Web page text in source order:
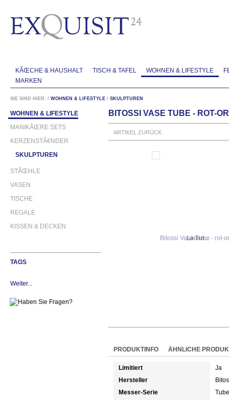
KÃŒCHE & HAUSHALT TISCH & TAFEL WOHNEN & LIFESTYLE
MARKEN
SIE SIND HIER: / WOHNEN & LIFESTYLE / SKULPTUREN
WOHNEN & LIFESTYLE
MANIKÃŒRE SETS
KERZENSTÃ€NDER
SKULPTUREN
STÃŒHLE
VASEN
TISCHE
REGALE
KISSEN & DECKEN
TAGS
Weiter...
BITOSSI VASE TUBE - ROT-
ARTIKEL ZURÜCK
Laden...
PRODUKTINFO ÄHNLICHE
Limitiert
Ja
Hersteller
Messer-Serie